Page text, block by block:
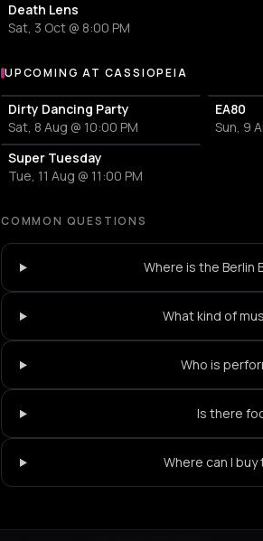
Death Lens
Sat, 3 Oct @ 8:00 PM
More events at Cassiopeia
UPCOMING AT CASSIOPEIA
Dirty Dancing Party
Sat, 8 Aug @ 10:00 PM
EA80
Sun, 9
Super Tuesday
Tue, 11 Aug @ 11:00 PM
COMMON QUESTIONS
Where is the Berlin
What kind of
Who is
Is there
Where can I